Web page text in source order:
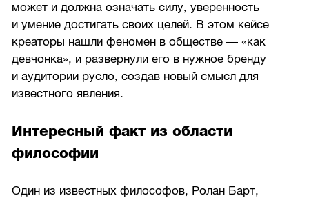
может и должна означать силу, уверенность
и умение достигать своих целей. В этом кейсе
креаторы нашли феномен в обществе — «как
девчонка», и развернули его в нужное бренду
и аудитории русло, создав новый смысл для
известного явления.
Интересный факт из области
философии
Один из известных философов, Ролан Барт,